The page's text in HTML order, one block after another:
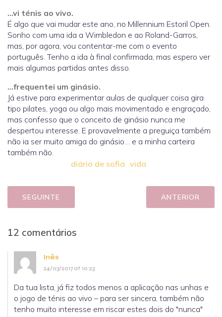
…vi ténis ao vivo.
É algo que vai mudar este ano, no Millennium Estoril Open.
Sonho com uma ida a Wimbledon e ao Roland-Garros,
mas, por agora, vou contentar-me com o evento
português. Tenho a ida à final confirmada, mas espero ver
mais algumas partidas antes disso.
…frequentei um ginásio.
Já estive para experimentar aulas de qualquer coisa gira
tipo pilates, yoga ou algo mais movimentado e engraçado,
mas confesso que o conceito de ginásio nunca me
despertou interesse. E provavelmente a preguiça também
não ia ser muito amiga do ginásio… e a minha carteira
também não.
diário de sofia vida
SEGUINTE ANTERIOR
12 comentários
Inês
24/03/2017 at 10:23
Da tua lista, já fiz todos menos a aplicação nas unhas e
o jogo de ténis ao vivo – para ser sincera, também não
tenho muito interesse em riscar estes dois do "nunca"